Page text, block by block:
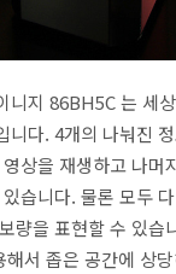
니지 86BH5C 는 세
니다. 4개의 나눠진
상을 재생하고 나머
습니다. 물론 모두
량을 표현할 수 있습
서 좁은 공간에 상